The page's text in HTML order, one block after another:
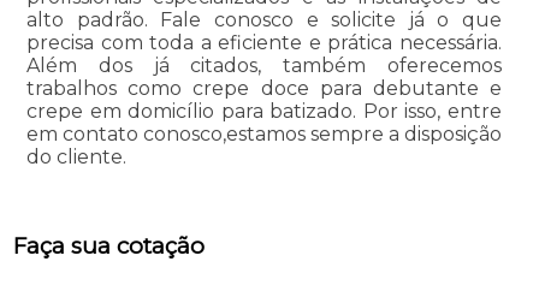
alto padrão. Fale conosco e solicite já o que
precisa com toda a eficiente e prática necessária.
Além dos já citados, também oferecemos
trabalhos como crepe doce para debutante e
crepe em domicílio para batizado. Por isso, entre
em contato conosco,estamos sempre a disposição
do cliente.
Faça sua cotação